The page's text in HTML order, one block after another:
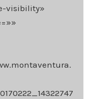
visibility»